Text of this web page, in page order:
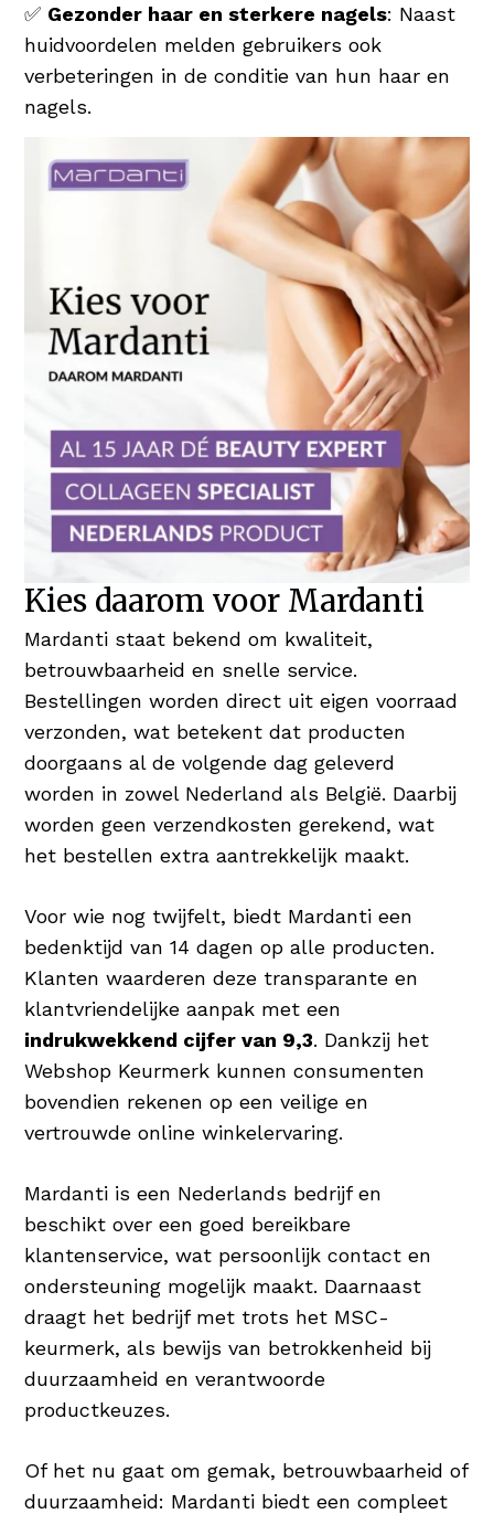
✅ Gezonder haar en sterkere nagels: Naast
huidvoordelen melden gebruikers ook
verbeteringen in de conditie van hun haar en
nagels.
Kies daarom voor Mardanti
Mardanti staat bekend om kwaliteit,
betrouwbaarheid en snelle service.
Bestellingen worden direct uit eigen voorraad
verzonden, wat betekent dat producten
doorgaans al de volgende dag geleverd
worden in zowel Nederland als België. Daarbij
worden geen verzendkosten gerekend, wat
het bestellen extra aantrekkelijk maakt.
Voor wie nog twijfelt, biedt Mardanti een
bedenktijd van 14 dagen op alle producten.
Klanten waarderen deze transparante en
klantvriendelijke aanpak met een
indrukwekkend cijfer van 9,3. Dankzij het
Webshop Keurmerk kunnen consumenten
bovendien rekenen op een veilige en
vertrouwde online winkelervaring.
Mardanti is een Nederlands bedrijf en
beschikt over een goed bereikbare
klantenservice, wat persoonlijk contact en
ondersteuning mogelijk maakt. Daarnaast
draagt het bedrijf met trots het MSC-
keurmerk, als bewijs van betrokkenheid bij
duurzaamheid en verantwoorde
productkeuzes.
Of het nu gaat om gemak, betrouwbaarheid of
duurzaamheid: Mardanti biedt een compleet